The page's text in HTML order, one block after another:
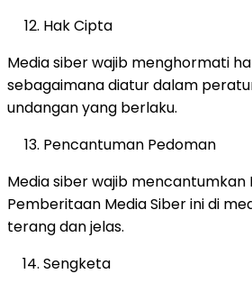
Hak Cipta
Media siber wajib menghormati
sebagaimana diatur dalam
undangan yang berlaku.
Pencantuman Pedoman
Media siber wajib mencantumkan
Pemberitaan Media Siber ini di
terang dan jelas.
Sengketa